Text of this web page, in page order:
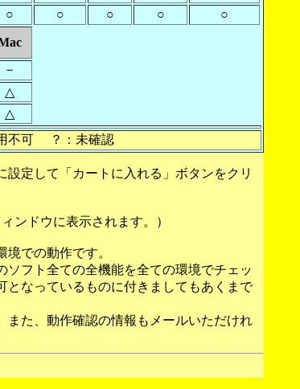
○ ○ ○ ○
○
－
△
△
不可 ？：未確認
定して「カートに入れる」ボタンをクリ
ンドウに表示されます。）
境での動作です。
ソフト全ての全機能を全ての環境でチェッ
となっているものに付きましてもあくまで
また、動作確認の情報もメールいただけれ